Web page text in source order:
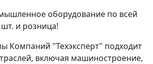
оборудование по всей
и розница!
Компаний "Техэксперт" подходит
включая машиностроение,